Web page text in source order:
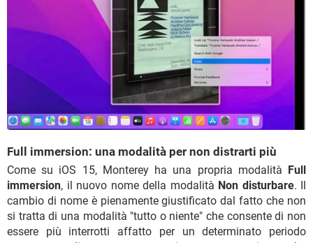
Full immersion: una modalità per non distrarti più
Come su iOS 15, Monterey ha una propria modalità Full
immersion, il nuovo nome della modalità Non disturbare. Il
cambio di nome è pienamente giustificato dal fatto che non
si tratta di una modalità "tutto o niente" che consente di non
essere più interrotti affatto per un determinato periodo